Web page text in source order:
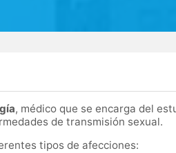
, médico que se encarga del
de transmisión sexual.
tipos de afecciones: